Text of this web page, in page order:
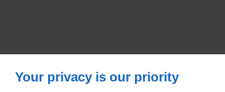
Industrielle De Baléone20167AFA
09 74 56 76 83 07 50 56 43 01
Your privacy is our priority